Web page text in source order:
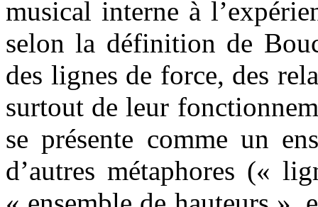
musical interne à
selon la définition de
des lignes de force, des
surtout de leur
se présente comme un
d’autres métaphores («